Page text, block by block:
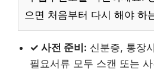
으면 처음부터 다시 해야 하
✓ 사전 준비: 신분증, 통장
필요서류 모두 스캔 또는